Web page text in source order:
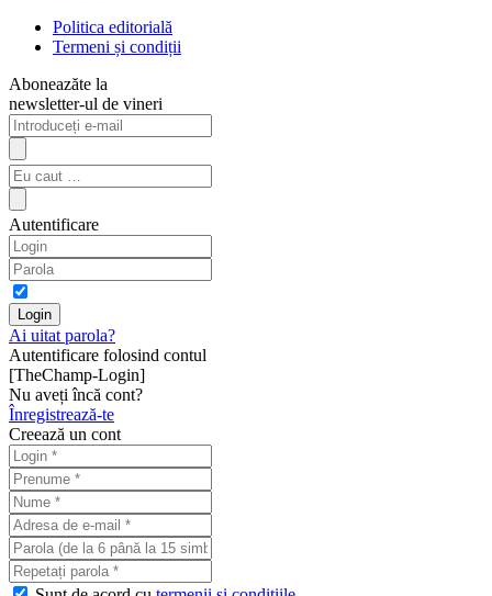
Politica editorială
Termeni și condiții
Aboneazăte la
newsletter-ul de vineri
Autentificare
Ai uitat parola?
Autentificare folosind contul
[TheChamp-Login]
Nu aveți încă cont?
Înregistrează-te
Creează un cont